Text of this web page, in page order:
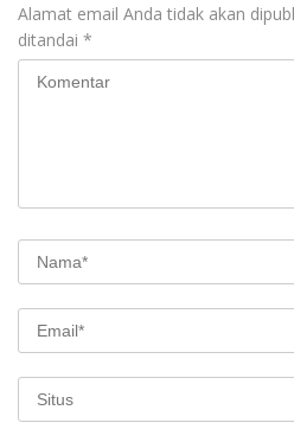
Alamat email Anda tidak akan
ditandai *